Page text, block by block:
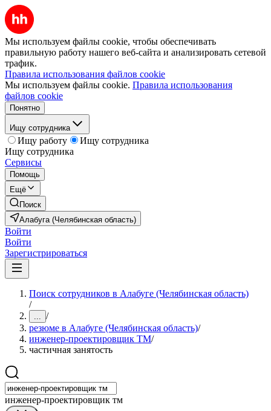
Мы используем файлы cookie, чтобы обеспечивать
правильную работу нашего веб-сайта и анализировать сетевой
трафик.
Правила использования файлов cookie
Мы используем файлы cookie. Правила использования
файлов cookie
Понятно
Ищу сотрудника
Ищу работу
Ищу сотрудника
Ищу сотрудника
Сервисы
Помощь
Ещё
Поиск
Алабуга (Челябинская область)
Войти
Войти
Зарегистрироваться
Поиск сотрудников в Алабуге (Челябинская область)
/
... /
резюме в Алабуге (Челябинская область)/
инженер-проектировщик ТМ/
частичная занятость
инженер-проектировщик тм